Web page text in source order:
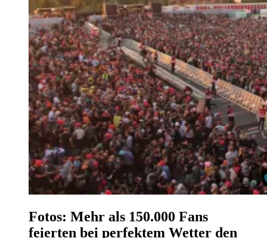
Fotos: Mehr als 150.000 Fans
feierten bei perfektem Wetter den